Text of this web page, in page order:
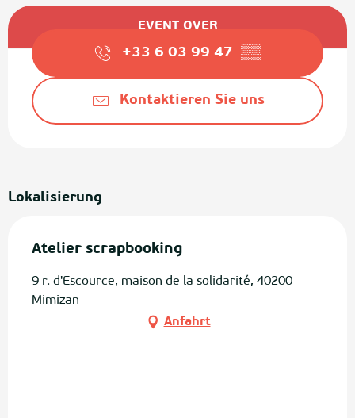
Öffnungszeiten & Kontaktdaten
EVENT OVER
+33 6 03 99 47 ▒▒
Kontaktieren Sie uns
Lokalisierung
Atelier scrapbooking
9 r. d'Escource, maison de la solidarité, 40200
Mimizan
Anfahrt